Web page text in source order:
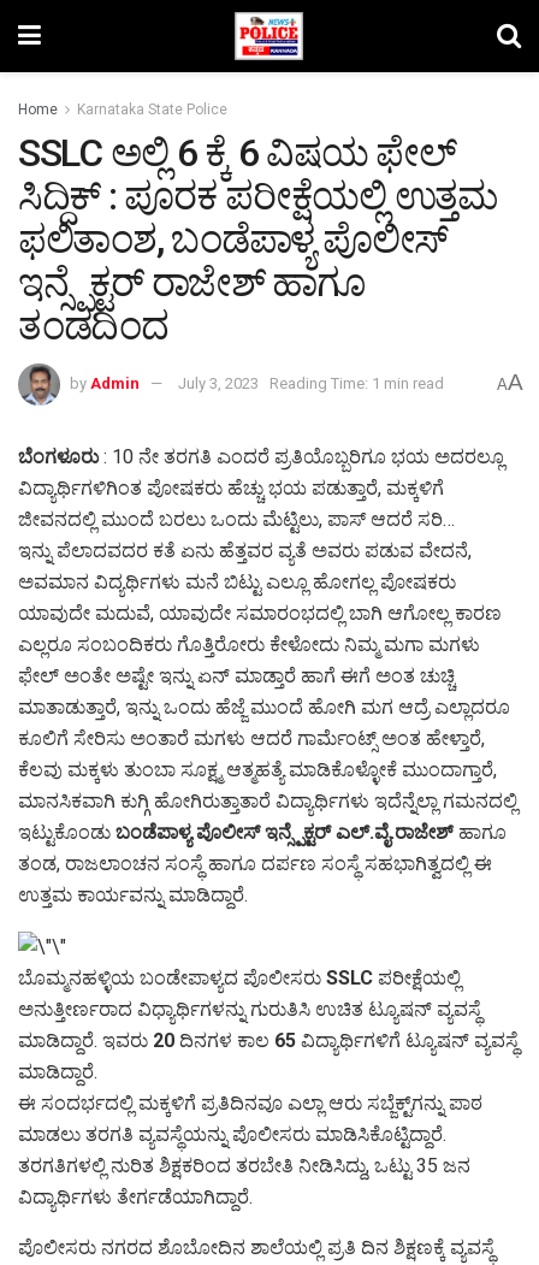
Home Karnataka State Police
SSLC ಅಲ್ಲಿ 6 ಕ್ಕೆ 6 ವಿಷಯ ಫೇಲ್
ಸಿದ್ದಿಕ್ : ಪೂರಕ ಪರೀಕ್ಷೆಯಲ್ಲಿ ಉತ್ತಮ
ಫಲಿತಾಂಶ, ಬಂಡೆಪಾಳ್ಯ ಪೊಲೀಸ್
ಇನ್ಸ್ಪೆಕ್ಟರ್ ರಾಜೇಶ್ ಹಾಗೂ
ತಂಡದಿಂದ
by Admin July 3, 2023 Reading Time: 1 min read AA
ಬೆಂಗಳೂರು: 10 ನೇ ತರಗತಿ ಎಂದರೆ ಪ್ರತಿಯೊಬ್ಬರಿಗೂ ಭಯ ಅದರಲ್ಲೂ
ವಿದ್ಯಾರ್ಥಿಗಳಿಗಿಂತ ಪೋಷಕರು ಹೆಚ್ಚು ಭಯ ಪಡುತ್ತಾರೆ, ಮಕ್ಕಳಿಗೆ
ಜೀವನದಲ್ಲಿ ಮುಂದೆ ಬರಲು ಒಂದು ಮೆಟ್ಟಿಲು, ಪಾಸ್ ಆದರೆ ಸರಿ…
ಇನ್ನು ಪೆಲಾದವದರ ಕತೆ ಏನು ಹೆತ್ತವರ ವ್ಯತೆ ಅವರು ಪಡುವ ವೇದನೆ,
ಅವಮಾನ ವಿದ್ಯರ್ಥಿಗಳು ಮನೆ ಬಿಟ್ಟು ಎಲ್ಲೂ ಹೋಗಲ್ಲ ಪೋಷಕರು
ಯಾವುದೇ ಮದುವೆ, ಯಾವುದೇ ಸಮಾರಂಭದಲ್ಲಿ ಬಾಗಿ ಆಗೋಲ್ಲ ಕಾರಣ
ಎಲ್ಲರೂ ಸಂಬಂದಿಕರು ಗೊತ್ತಿರೋರು ಕೇಳೋದು ನಿಮ್ಮ ಮಗಾ ಮಗಳು
ಫೇಲ್ ಅಂತೇ ಅಷ್ಟೇ ಇನ್ನು ಏನ್ ಮಾಡ್ತಾರೆ ಹಾಗೆ ಈಗೆ ಅಂತ ಚುಚ್ಚಿ
ಮಾತಾಡುತ್ತಾರೆ, ಇನ್ನು ಒಂದು ಹೆಜ್ಜೆ ಮುಂದೆ ಹೋಗಿ ಮಗ ಆದ್ರೆ ಎಲ್ಲಾದರೂ
ಕೂಲಿಗೆ ಸೇರಿಸು ಅಂತಾರೆ ಮಗಳು ಆದರೆ ಗಾರ್ಮೆಂಟ್ಸ್ ಅಂತ ಹೇಳ್ತಾರೆ,
ಕೆಲವು ಮಕ್ಕಳು ತುಂಬಾ ಸೂಕ್ಷ್ಮ ಆತ್ಮಹತ್ಯೆ ಮಾಡಿಕೊಳ್ಳೋಕೆ ಮುಂದಾಗ್ತಾರೆ,
ಮಾನಸಿಕವಾಗಿ ಕುಗ್ಗಿ ಹೋಗಿರುತ್ತಾತಾರೆ ವಿದ್ಯಾರ್ಥಿಗಳು ಇದೆನ್ನೆಲ್ಲಾ ಗಮನದಲ್ಲಿ
ಇಟ್ಟುಕೊಂಡು ಬಂಡೆಪಾಳ್ಯ ಪೊಲೀಸ್ ಇನ್ಸ್ಪೆಕ್ಟರ್ ಎಲ್.ವೈ.ರಾಜೇಶ್ಹಾಗೂ
ತಂಡ, ರಾಜಲಾಂಚನ ಸಂಸ್ಥೆ ಹಾಗೂ ದರ್ಪಣ ಸಂಸ್ಥೆ ಸಹಭಾಗಿತ್ವದಲ್ಲಿ ಈ
ಉತ್ತಮ ಕಾರ್ಯವನ್ನು ಮಾಡಿದ್ದಾರೆ.
ಬೊಮ್ಮನಹಳ್ಳಿಯ ಬಂಡೇಪಾಳ್ಯದ ಪೊಲೀಸರು SSLC ಪರೀಕ್ಷೆಯಲ್ಲಿ
ಅನುತ್ತೀರ್ಣರಾದ ವಿಧ್ಯಾರ್ಥಿಗಳನ್ನು ಗುರುತಿಸಿ ಉಚಿತ ಟ್ಯೂಷನ್​ ವ್ಯವಸ್ಥೆ
ಮಾಡಿದ್ದಾರೆ. ಇವರು 20 ದಿನಗಳ ಕಾಲ 65 ವಿದ್ಯಾರ್ಥಿಗಳಿಗೆ ಟ್ಯೂಷನ್​ ವ್ಯವಸ್ಥೆ
ಮಾಡಿದ್ದಾರೆ.
ಈ ಸಂದರ್ಭದಲ್ಲಿ ಮಕ್ಕಳಿಗೆ ಪ್ರತಿದಿನವೂ ಎಲ್ಲಾ ಆರು ಸಬ್ಜೆಕ್ಟ್​ಗನ್ನು ಪಾಠ
ಮಾಡಲು ತರಗತಿ ವ್ಯವಸ್ಥೆಯನ್ನು ಪೊಲೀಸರು ಮಾಡಿಸಿಕೊಟ್ಟಿದ್ದಾರೆ.
ತರಗತಿಗಳಲ್ಲಿ ನುರಿತ ಶಿಕ್ಷಕರಿಂದ ತರಬೇತಿ ನೀಡಿಸಿದ್ದು, ಒಟ್ಟು 35 ಜನ
ವಿದ್ಯಾರ್ಥಿಗಳು ತೇರ್ಗಡೆಯಾಗಿದ್ದಾರೆ.
ಪೊಲೀಸರು ನಗರದ ಶೊಬೋದಿನ ಶಾಲೆಯಲ್ಲಿ ಪ್ರತಿ ದಿನ ಶಿಕ್ಷಣಕ್ಕೆ ವ್ಯವಸ್ಥೆ